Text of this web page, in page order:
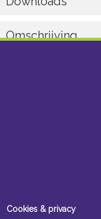
Omschrijving
Cookies & privacy